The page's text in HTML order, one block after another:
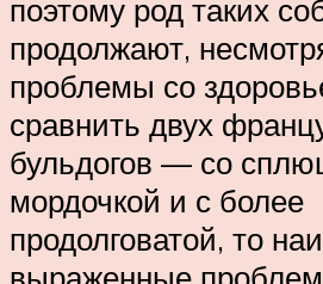
поэтому род таких
продолжают,
проблемы со
сравнить двух
бульдогов — со
мордочкой и с более
продолговатой, то